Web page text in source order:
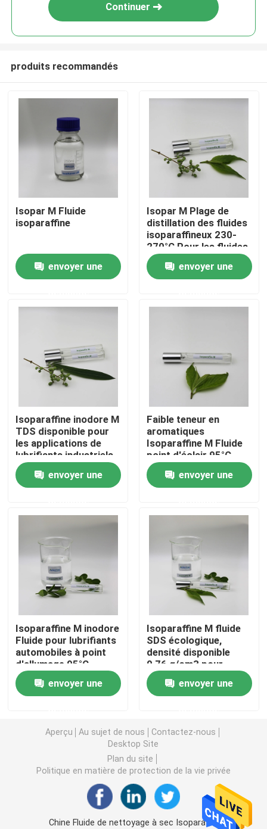
Maison
Produits
Visite d'usine
Contrôle de qualité
Contactez-nous
Nouvelles
Cas
Fluide d'Isoparaffin
Isopar L fluide
Isoparaffin C13 14
Isopar M Fluid
Fluide d'Isopar G
Isoalcanes
Continuer
produits recommandés
Isopar M Fluide
isoparaffine
envoyer une
Isopar M Plage de
distillation des fluides
isoparaffineux 230-
270°C Pour les fluides
de métallurgie
envoyer une
Isoparaffine inodore M
TDS disponible pour
les applications de
lubrifiants industriels
envoyer une
Faible teneur en
aromatiques
Isoparaffine M Fluide
point d'éclair 95°C
pour les huiles
isolantes électriques
envoyer une
Isoparaffine M inodore
Fluide pour lubrifiants
automobiles à point
d'allumage 95°C
envoyer une
Isoparaffine M fluide
SDS écologique,
densité disponible
0,76 g/cm3 pour
l'utilisation comme
lubrifiant industriel
envoyer une
Aperçu Au sujet de nous
Contactez-nous
Desktop Site
Plan du site
Politique en matière de protection de la vie privée
Chine Fluide de nettoyage à sec Isoparaffin